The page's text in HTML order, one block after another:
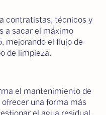
contratistas, técnicos y
a sacar el máximo
mejorando el flujo de
de limpieza.
el mantenimiento de
una forma más